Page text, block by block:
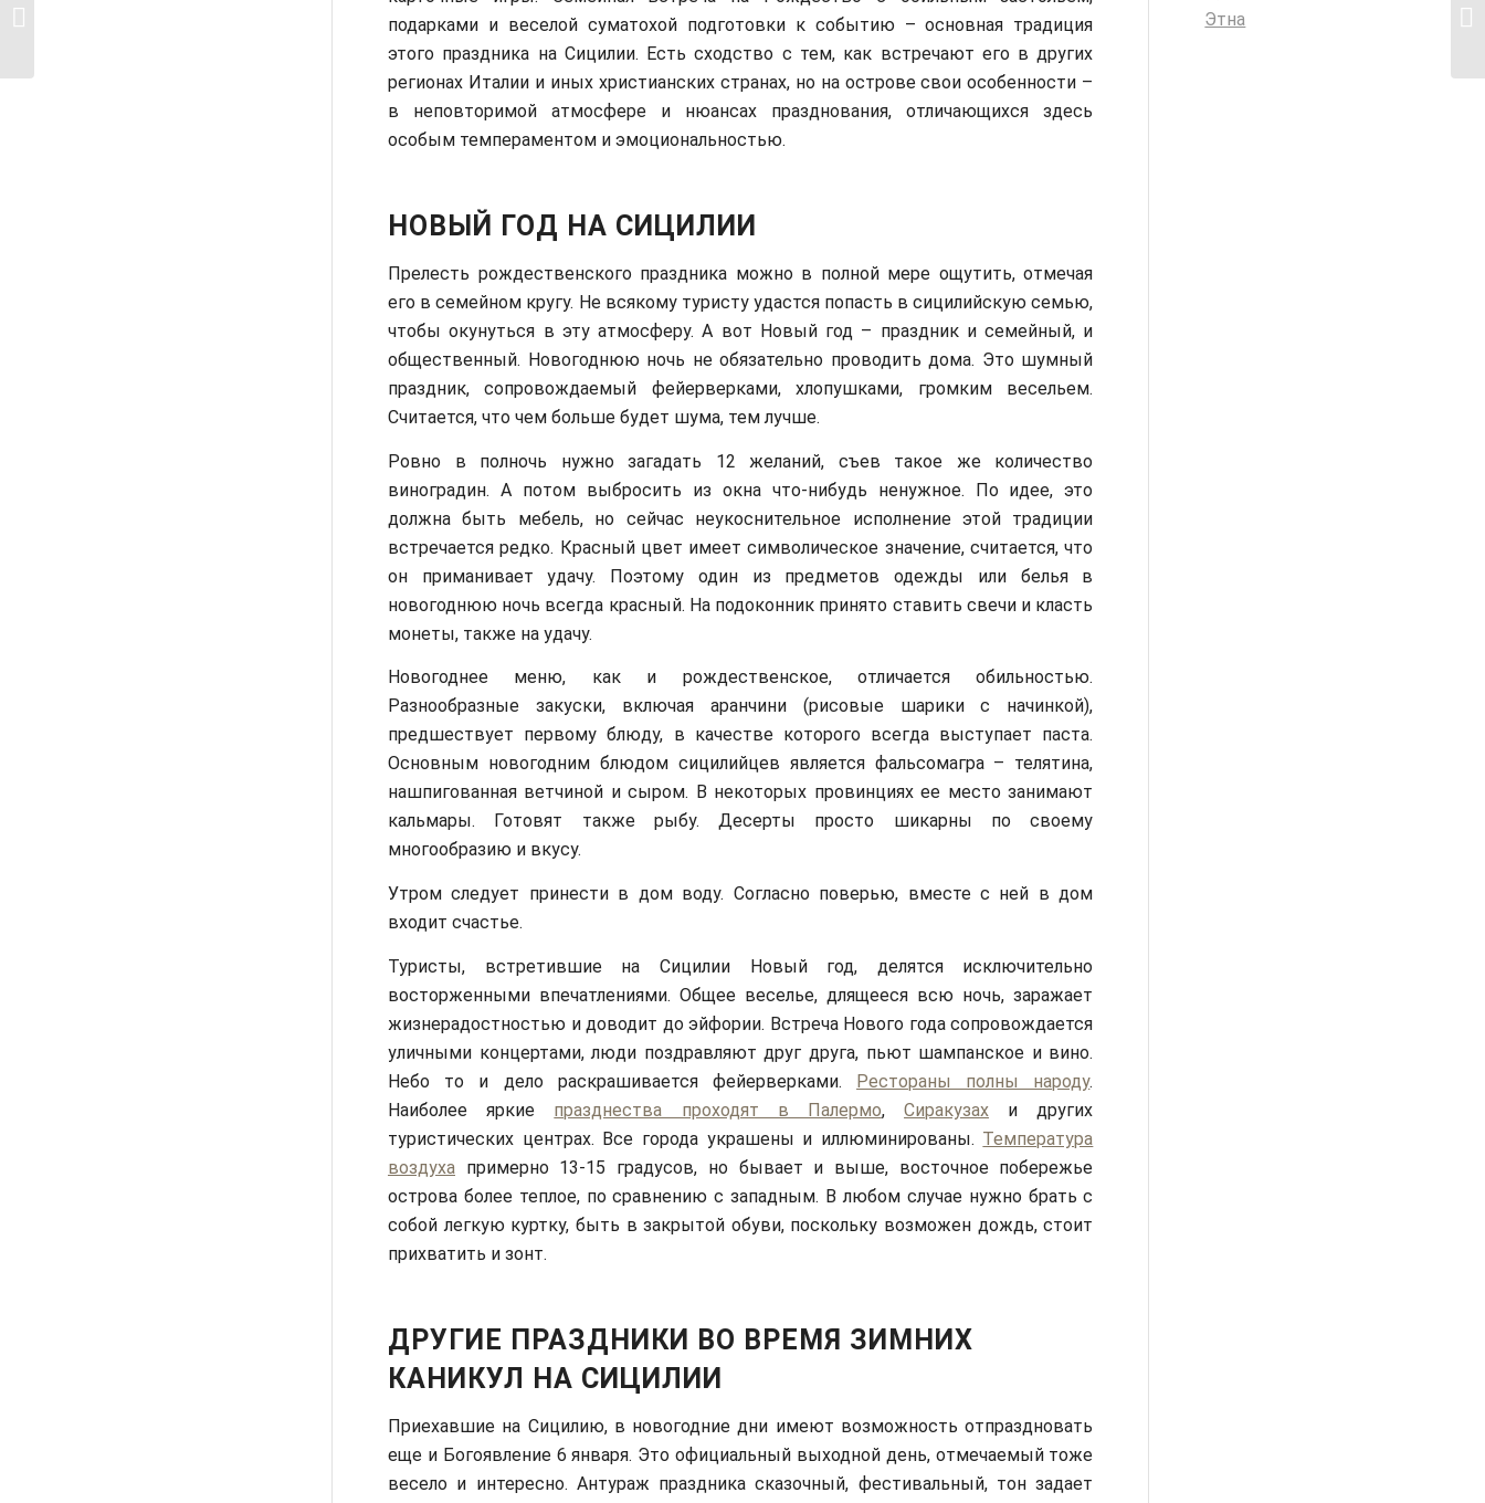
подарками и веселой суматохой подготовки к событию – основная традиция
этого праздника на Сицилии. Есть сходство с тем, как встречают его в других
регионах Италии и иных христианских странах, но на острове свои особенности –
в неповторимой атмосфере и нюансах празднования, отличающихся здесь
особым темпераментом и эмоциональностью.
НОВЫЙ ГОД НА СИЦИЛИИ
Прелесть рождественского праздника можно в полной мере ощутить, отмечая
его в семейном кругу. Не всякому туристу удастся попасть в сицилийскую семью,
чтобы окунуться в эту атмосферу. А вот Новый год – праздник и семейный, и
общественный. Новогоднюю ночь не обязательно проводить дома. Это шумный
праздник, сопровождаемый фейерверками, хлопушками, громким весельем.
Считается, что чем больше будет шума, тем лучше.
Ровно в полночь нужно загадать 12 желаний, съев такое же количество
виноградин. А потом выбросить из окна что-нибудь ненужное. По идее, это
должна быть мебель, но сейчас неукоснительное исполнение этой традиции
встречается редко. Красный цвет имеет символическое значение, считается, что
он приманивает удачу. Поэтому один из предметов одежды или белья в
новогоднюю ночь всегда красный. На подоконник принято ставить свечи и класть
монеты, также на удачу.
Новогоднее меню, как и рождественское, отличается обильностью.
Разнообразные закуски, включая аранчини (рисовые шарики с начинкой),
предшествует первому блюду, в качестве которого всегда выступает паста.
Основным новогодним блюдом сицилийцев является фальсомагра – телятина,
нашпигованная ветчиной и сыром. В некоторых провинциях ее место занимают
кальмары. Готовят также рыбу. Десерты просто шикарны по своему
многообразию и вкусу.
Утром следует принести в дом воду. Согласно поверью, вместе с ней в дом
входит счастье.
Туристы, встретившие на Сицилии Новый год, делятся исключительно
восторженными впечатлениями. Общее веселье, длящееся всю ночь, заражает
жизнерадостностью и доводит до эйфории. Встреча Нового года сопровождается
уличными концертами, люди поздравляют друг друга, пьют шампанское и вино.
Небо то и дело раскрашивается фейерверками. Рестораны полны народу.
Наиболее яркие празднества проходят в Палермо,Сиракузах и других
туристических центрах. Все города украшены и иллюминированы. Температура
воздуха примерно 13-15 градусов, но бывает и выше, восточное побережье
острова более теплое, по сравнению с западным. В любом случае нужно брать с
собой легкую куртку, быть в закрытой обуви, поскольку возможен дождь, стоит
прихватить и зонт.
ДРУГИЕ ПРАЗДНИКИ ВО ВРЕМЯ ЗИМНИХ
КАНИКУЛ НА СИЦИЛИИ
Приехавшие на Сицилию, в новогодние дни имеют возможность отпраздновать
еще и Богоявление 6 января. Это официальный выходной день, отмечаемый тоже
весело и интересно. Антураж праздника сказочный, фестивальный, тон задает
Этна